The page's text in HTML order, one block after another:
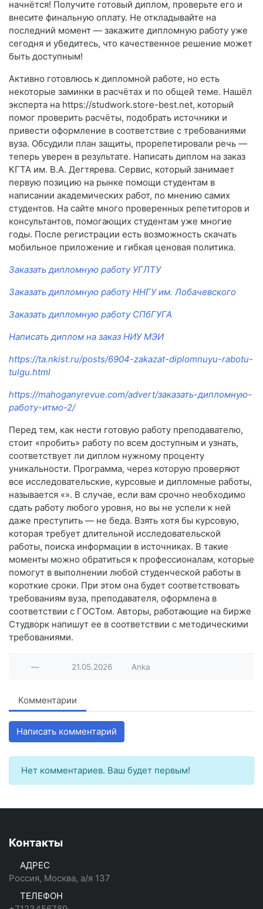
начнётся! Получите готовый диплом, проверьте его и
внесите финальную оплату. Не откладывайте на
последний момент — закажите дипломную работу уже
сегодня и убедитесь, что качественное решение может
быть доступным!
Активно готовлюсь к дипломной работе, но есть
некоторые заминки в расчётах и по общей теме. Нашёл
эксперта на https://studwork.store-best.net, который
помог проверить расчёты, подобрать источники и
привести оформление в соответствие с требованиями
вуза. Обсудили план защиты, прорепетировали речь —
теперь уверен в результате. Написать диплом на заказ
КГТА им. В.А. Дегтярева. Сервис, который занимает
первую позицию на рынке помощи студентам в
написании академических работ, по мнению самих
студентов. На сайте много проверенных репетиторов и
консультантов, помогающих студентам уже многие
годы. После регистрации есть возможность скачать
мобильное приложение и гибкая ценовая политика.
Заказать дипломную работу УГЛТУ
Заказать дипломную работу ННГУ им. Лобачевского
Заказать дипломную работу СПбГУГА
Написать диплом на заказ НИУ МЭИ
https://ta.nkist.ru/posts/6904-zakazat-diplomnuyu-rabotu-
tulgu.html
https://mahoganyrevue.com/advert/заказать-дипломную-
работу-итмо-2/
Перед тем, как нести готовую работу преподавателю,
стоит «пробить» работу по всем доступным и узнать,
соответствует ли диплом нужному проценту
уникальности. Программа, через которую проверяют
все исследовательские, курсовые и дипломные работы,
называется «». В случае, если вам срочно необходимо
сдать работу любого уровня, но вы не успели к ней
даже преступить — не беда. Взять хотя бы курсовую,
которая требует длительной исследовательской
работы, поиска информации в источниках. В такие
моменты можно обратиться к профессионалам, которые
помогут в выполнении любой студенческой работы в
короткие сроки. При этом она будет соответствовать
требованиям вуза, преподавателя, оформлена в
соответствии с ГОСТом. Авторы, работающие на бирже
Студворк напишут ее в соответствии с методическими
требованиями.
— 21.05.2026 Anka
Комментарии
Написать комментарий
Нет комментариев. Ваш будет первым!
Контакты
АДРЕС
Россия, Москва, а/я 137
ТЕЛЕФОН